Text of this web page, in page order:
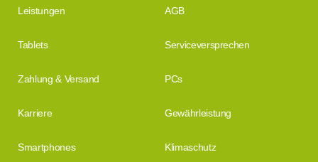
Leistungen AGB
Tablets Serviceversprechen
Zahlung & Versand PCs
Karriere Gewährleistung
Smartphones Klimaschutz